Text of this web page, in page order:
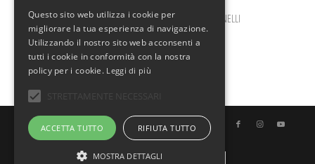
MAGGIO 26, 2026 / 0 COMMENTI / DA ILARIA BERTINELLI
© Copyright - Uno Chef per Gaia
Italiano
Questo sito web utilizza i cookie per
migliorare la tua esperienza di navigazione.
Utilizzando il nostro sito web acconsenti a
tutti i cookie in conformità con la nostra
policy per i cookie. Leggi di più
ACCETTA TUTTO RIFIUTA TUTTO
MOSTRA DETTAGLI